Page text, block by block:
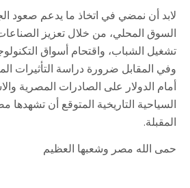
لابد أن نمضي في اتخاذ ما يدعم صعود
السوق المحلي، من خلال تعزيز
تشغيل الشباب، واقتحام أسواق
وفي المقابل ضرورة دراسة التأثيرات
أمام الدولار على الصادرات المصرية
السياحية التاريخية المتوقع أن تشهدها
المقبلة.
حمى الله مصر وشعبها العظيم